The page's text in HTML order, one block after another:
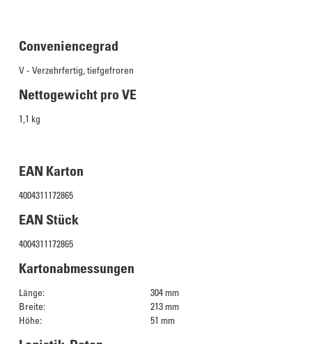
Conveniencegrad
V - Verzehrfertig, tiefgefroren
Nettogewicht pro VE
1,1 kg
EAN Karton
4004311172865
EAN Stück
4004311172865
Kartonabmessungen
Länge:
304 mm
Breite:
213 mm
Höhe:
51 mm